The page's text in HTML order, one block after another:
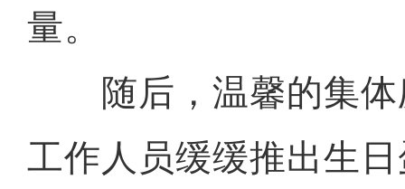
量。
随后，温馨的集体
工作人员缓缓推出生